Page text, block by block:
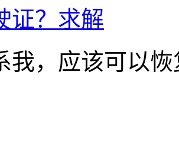
证？求解
我，应该可以